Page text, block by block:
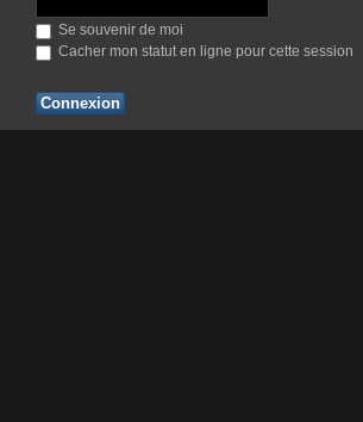
Se souvenir de moi
Cacher mon statut en ligne pour cette session